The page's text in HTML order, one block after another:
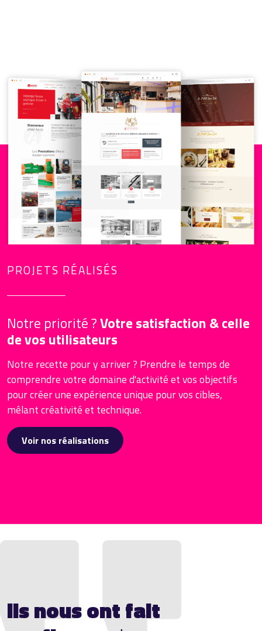
PROJETS RÉALISÉS
Notre priorité ?Votre satisfaction & celle
de vos utilisateurs
Notre recette pour y arriver ? Prendre le temps de
comprendre votre domaine d'activité et vos objectifs
pour créer une expérience unique pour vos cibles,
mêlant créativité et technique.
Voir nos réalisations
Ils nous ont fait